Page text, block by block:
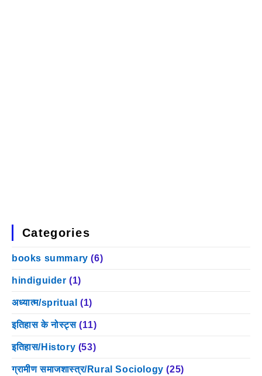
Categories
books summary (6)
hindiguider (1)
अध्यात्म/spritual (1)
इतिहास के नोस्ट्स (11)
इतिहास/History (53)
ग्रामीण समाजशास्त्र/Rural Sociology (25)